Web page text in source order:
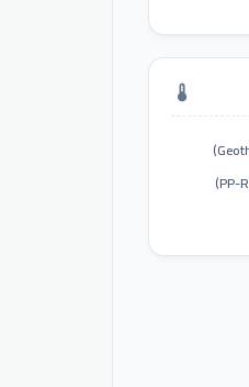
thermostat